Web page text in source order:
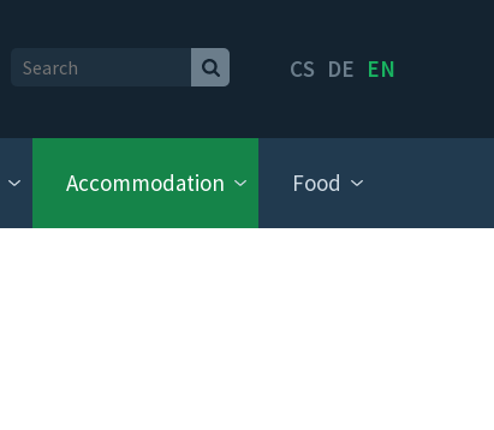
CS DE EN
Accommodation Food